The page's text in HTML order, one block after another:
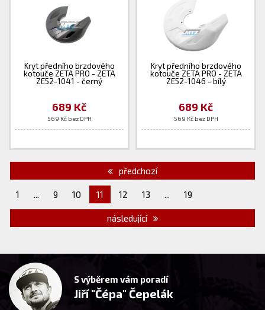
Kryt předního brzdového
kotouče ZETA PRO - ZETA
ZE52-1041 - černý
689 Kč
569 Kč bez DPH
Kryt předního brzdového
kotouče ZETA PRO - ZETA
ZE52-1046 - bílý
689 Kč
569 Kč bez DPH
předchozí
1 ... 9 10 11 12 13 ... 19
následující
S výběrem vám poradí
Jiří "Čépa" Čepelák